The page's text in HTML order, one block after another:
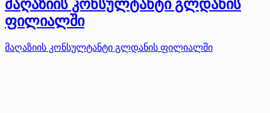
მაღაზიის კონსულტანტი გლდანის
ფილიალში
მაღაზიის კონსულტანტი გლდანის ფილიალში